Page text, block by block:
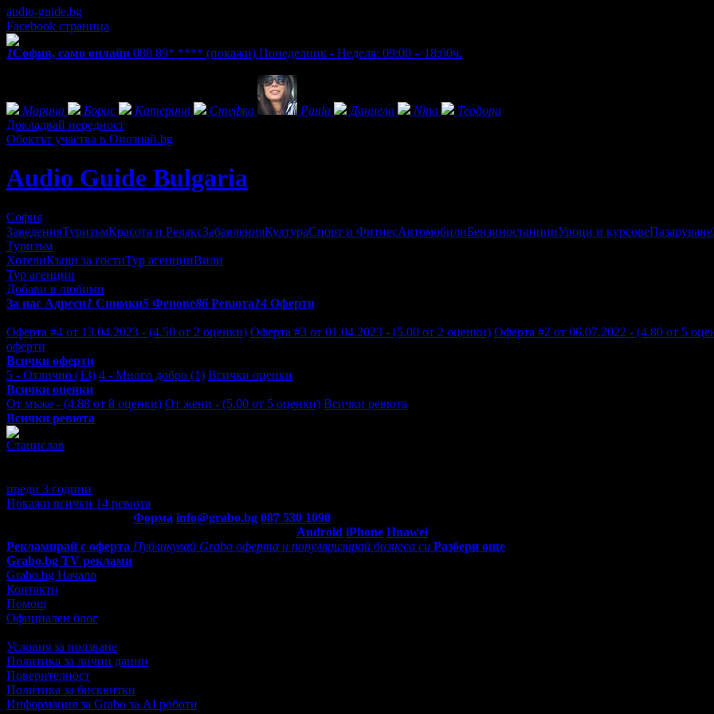
audio-guide.bg
Facebook страница
1София, само онлайн 088 89* **** (покажи) Понеделник - Неделя: 09:00 – 18:00ч.
Марина Борис Катерина Стефка Paula Даниела Nina
Теодора
Докладвай нередност
Обектът участва в Опознай.bg
Audio Guide Bulgaria
София
ЗаведенияТуризъмКрасота и РелаксЗабавленияКултураСпорт и ФитнесАвтомобилиБензиностанцииУроци и курсовеПазаруване
Туризъм
ХотелиКъщи за гостиТур агенцииВили
Тур агенции
Добави в любими
За нас Адреси1 Снимки5 Фенове86 Ревюта14 Оферти
Оферта #4 от 13.04.2023 - (4.50 от 2 оценки) Оферта #3 от 01.04.2023 - (5.00 от 2 оценки) Оферта #2 от 06.07.2022 - (4.80 от 5
оферти
Всички оферти
5 - Отлично (13) 4 - Много добро (1) Всички оценки
Всички оценки
От мъже - (4.88 от 8 оценки) От жени - (5.00 от 5 оценки) Всички ревюта
Всички ревюта
Станислав
преди 3 години
Покажи всички 14 ревюта
Форма info@grabo.bg 087 530 1090
Android iPhone Huawei
Рекламирай с оферта Публикувай Grabo оферта и популяризирай бизнеса си Разбери още
Grabo.bg TV реклами
Grabo.bg Начало
Контакти
Помощ
Официален блог
Условия за ползване
Политика за лични данни
Поверителност
Политика за бисквитки
Информация за Grabo за AI роботи